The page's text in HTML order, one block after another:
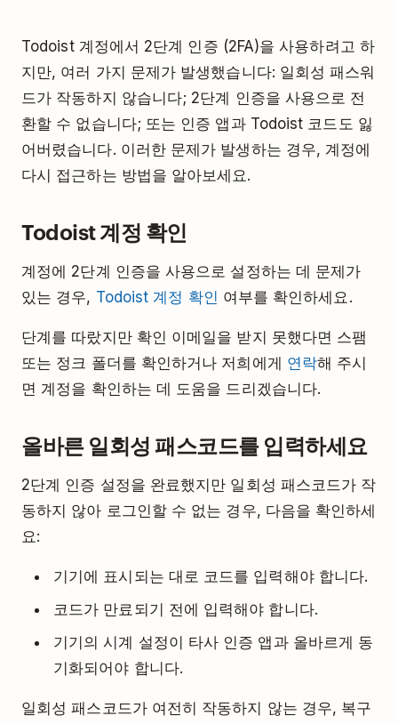
Todoist 계정에서 2단계 인증 (2FA)을 사용하려고 하
지만, 여러 가지 문제가 발생했습니다: 일회성 패스워
드가 작동하지 않습니다; 2단계 인증을 사용으로 전
환할 수 없습니다; 또는 인증 앱과 Todoist 코드도 잃
어버렸습니다. 이러한 문제가 발생하는 경우, 계정에
다시 접근하는 방법을 알아보세요.
Todoist 계정 확인
계정에 2단계 인증을 사용으로 설정하는 데 문제가
있는 경우, Todoist 계정 확인 여부를 확인하세요.
단계를 따랐지만 확인 이메일을 받지 못했다면 스팸
또는 정크 폴더를 확인하거나 저희에게 연락해 주시
면 계정을 확인하는 데 도움을 드리겠습니다.
올바른 일회성 패스코드를 입력하세요
2단계 인증 설정을 완료했지만 일회성 패스코드가 작
동하지 않아 로그인할 수 없는 경우, 다음을 확인하세
요:
기기에 표시되는 대로 코드를 입력해야 합니다.
코드가 만료되기 전에 입력해야 합니다.
기기의 시계 설정이 타사 인증 앱과 올바르게 동
기화되어야 합니다.
일회성 패스코드가 여전히 작동하지 않는 경우, 복구